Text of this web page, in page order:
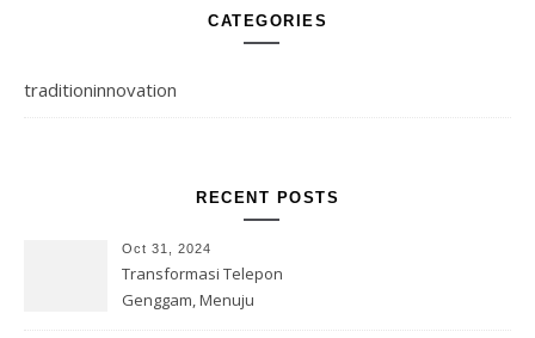
CATEGORIES
traditioninnovation
RECENT POSTS
Oct 31, 2024
Transformasi Telepon
Genggam, Menuju